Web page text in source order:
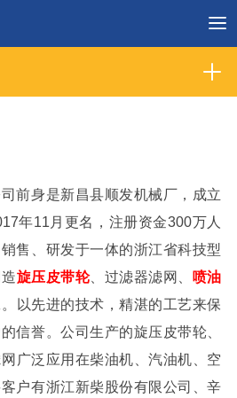
前身是新昌县顺发机械厂，成立
年11月更名，注册资金300万人
售、研发于一体的浙江省科技型
旋压皮带轮、过滤器滤网、
喷油
以先进的技术，精湛的工艺来保
信誉。公司生产的旋压皮带轮、
广泛应用在柴油机、汽油机、空
户有浙江新柴股份有限公司、辛